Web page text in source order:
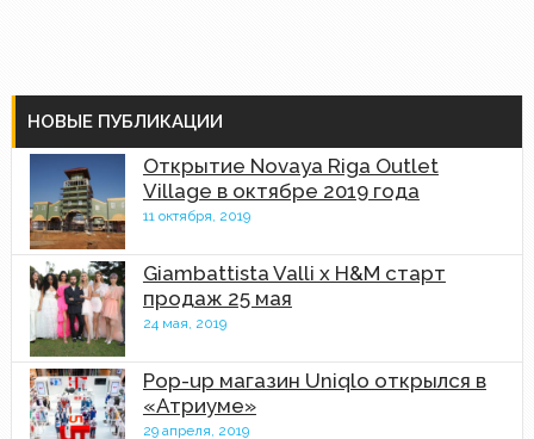
НОВЫЕ ПУБЛИКАЦИИ
Открытие Novaya Riga Outlet
Village в октябре 2019 года
11 октября, 2019
Giambattista Valli x H&M старт
продаж 25 мая
24 мая, 2019
Pop-up магазин Uniqlo открылся в
«Атриуме»
29 апреля, 2019